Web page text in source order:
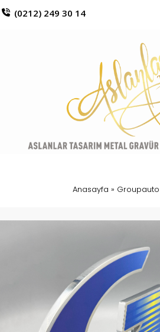
(0212) 249 30 14
Anasayfa »